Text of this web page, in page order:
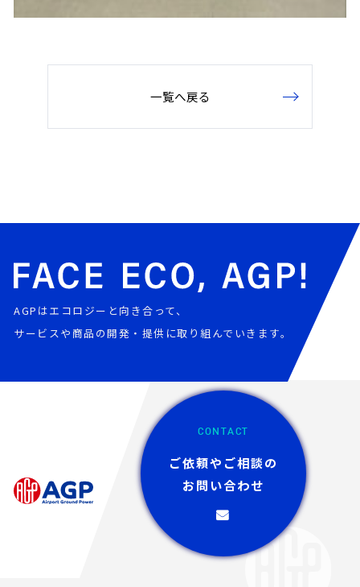
一覧へ戻る
AGPはエコロジーと向き合って、
サービスや商品の開発・提供に取り組んでいきます。
CONTACT
ご依頼やご相談の
お問い合わせ